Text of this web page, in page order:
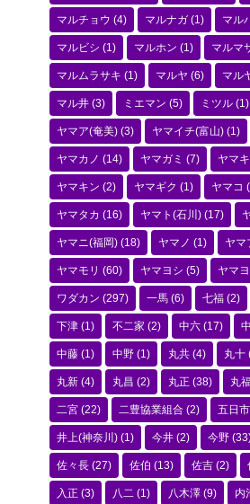
マルチョウ (4) マルナガ (1) マル
マルビシ (1) マルホン (1) マルマ
マルムラサキ (1) マルヤ (6) マル
マル井 (3) ミエマン (5) ミツル (1)
ヤマア(奄美) (3) ヤマイチ(富山) (1)
ヤマカノ (14) ヤマガミ (7) ヤマキ
ヤマキン (2) ヤマギク (1) ヤマコ
ヤマタカ (16) ヤマト(石川) (17)
ヤマニ(福岡) (18) ヤマノ (1) ヤマ
ヤマモリ (60) ヤマヨシ (5) ヤマ
ワダカン (297) 一馬 (6) 七福 (2)
下津 (1) 不二家 (2) 中六 (17)
中藤 (1) 中野 (1) 丸共 (4) 丸十
丸新 (4) 丸昌 (2) 丸正 (38) 丸
二宮 (22) 二豊協業組合 (2) 五日市
井上(神奈川) (1) 今井 (2) 今野
佐々長 (27) 佐伯 (13) 佐吉 (2)
入正 (3) 八二 (1) 八木澤 (9) 内